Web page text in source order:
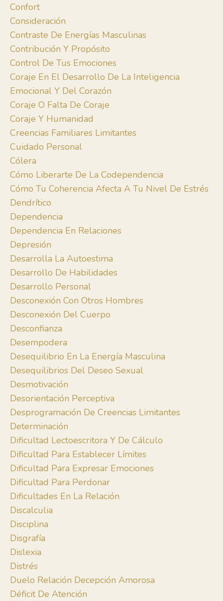
Confort
Consideración
Contraste De Energías Masculinas
Contribución Y Propósito
Control De Tus Emociones
Coraje En El Desarrollo De La Inteligencia
Emocional Y Del Corazón
Coraje O Falta De Coraje
Coraje Y Humanidad
Creencias Familiares Limitantes
Cuidado Personal
Cólera
Cómo Liberarte De La Codependencia
Cómo Tu Coherencia Afecta A Tu Nivel De Estrés
Dendrítico
Dependencia
Dependencia En Relaciones
Depresión
Desarrolla La Autoestima
Desarrollo De Habilidades
Desarrollo Personal
Desconexión Con Otros Hombres
Desconexión Del Cuerpo
Desconfianza
Desempodera
Desequilibrio En La Energía Masculina
Desequilibrios Del Deseo Sexual
Desmotivación
Desorientación Perceptiva
Desprogramación De Creencias Limitantes
Determinación
Dificultad Lectoescritora Y De Cálculo
Dificultad Para Establecer Límites
Dificultad Para Expresar Emociones
Dificultad Para Perdonar
Dificultades En La Relación
Discalculia
Disciplina
Disgrafía
Dislexia
Distrés
Duelo Relación Decepción Amorosa
Déficit De Atención